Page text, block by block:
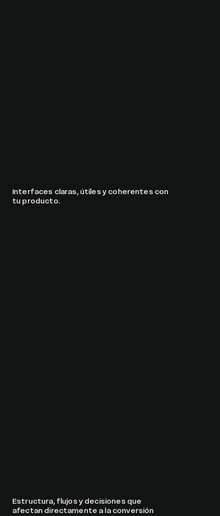
Interfaces claras, útiles y coherentes con
tu producto.
Estructura, flujos y decisiones que
afectan directamente a la conversión